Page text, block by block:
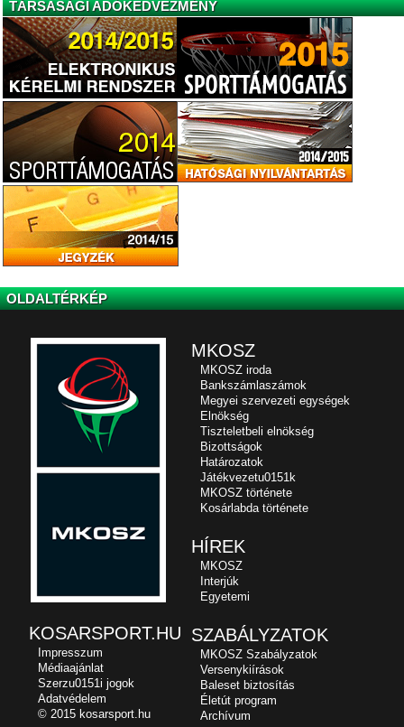
TÁRSASÁGI ADÓKEDVEZMÉNY
OLDALTÉRKÉP
MKOSZ
MKOSZ iroda
Bankszámlaszámok
Megyei szervezeti egységek
Elnökség
Tiszteletbeli elnökség
Bizottságok
Határozatok
Játékvezetu0151k
MKOSZ története
Kosárlabda története
HÍREK
MKOSZ
Interjúk
Egyetemi
SZABÁLYZATOK
MKOSZ Szabályzatok
Versenykiírások
Baleset biztosítás
Életút program
Archívum
KOSARSPORT.HU
Impresszum
Médiaajánlat
Szerzu0151i jogok
Adatvédelem
© 2015 kosarsport.hu